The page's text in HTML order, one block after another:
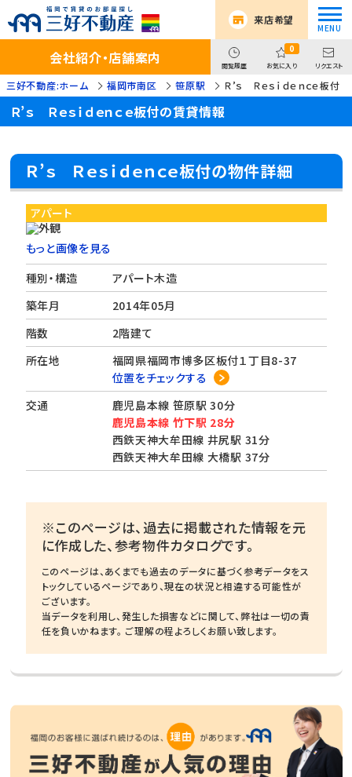
来店希望
会社紹介・店舗案内 閲覧履歴
0
お気に入り リクエスト
三好不動産:ホーム 福岡市南区 笹原駅 Ｒ’ｓ Ｒｅｓｉｄｅｎｃｅ板付
Ｒ’ｓ Ｒｅｓｉｄｅｎｃｅ板付の賃貸情報
Ｒ’ｓ Ｒｅｓｉｄｅｎｃｅ板付の物件詳細
アパート
もっと画像を見る
種別・構造
アパート木造
築年月
2014年05月
階数
2階建て
所在地
福岡県福岡市博多区板付１丁目8-37
位置をチェックする
交通
鹿児島本線 笹原駅 30分
鹿児島本線 竹下駅 28分
西鉄天神大牟田線 井尻駅 31分
西鉄天神大牟田線 大橋駅 37分
※このページは、過去に掲載された情報を元
に作成した、参考物件カタログです。
このページは、あくまでも過去のデータに基づく参考データをス
トックしているページであり、現在の状況と相違する可能性が
ございます。
当データを利用し、発生した損害などに関して、弊社は一切の責
任を負いかねます。 ご理解の程よろしくお願い致します。